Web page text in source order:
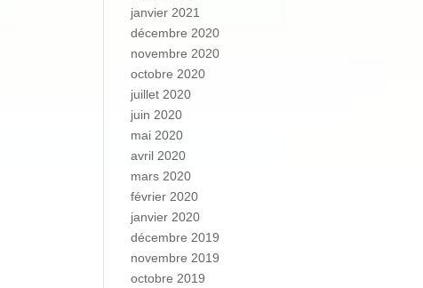
janvier 2021
décembre 2020
novembre 2020
octobre 2020
juillet 2020
juin 2020
mai 2020
avril 2020
mars 2020
février 2020
janvier 2020
décembre 2019
novembre 2019
octobre 2019